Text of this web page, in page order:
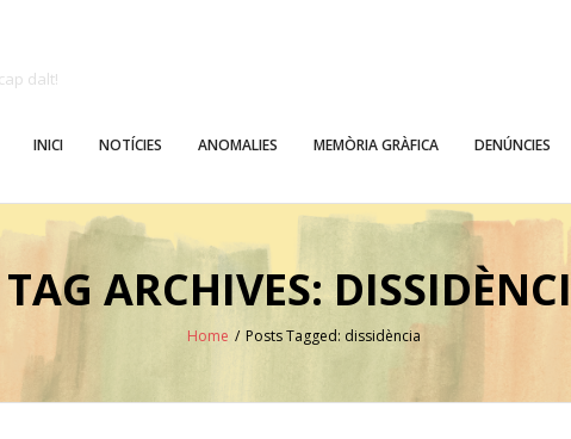
dalt!
INICI NOTÍCIES ANOMALIES MEMÒRIA GRÀFICA DENÚNCIES
TAG ARCHIVES:
Home / Posts Tagged: dissidència